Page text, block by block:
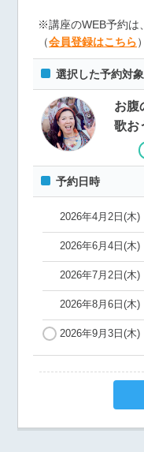
※講座のWEB予約は、
（会員登録はこちら）
選択した予約対象
お腹
歌お
予約日時
2026年4月2日(
2026年6月4日(
2026年7月2日(
2026年8月6日(
2026年9月3日(